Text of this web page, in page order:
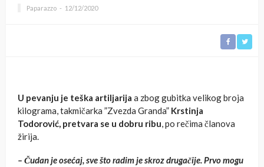
Paparazzo 12/12/2020
U pevanju je teška artiljarija a zbog gubitka velikog broja
kilograma, takmičarka ”Zvezda Granda” Krstinja
Todorović, pretvara se u dobru ribu, po rečima članova
žirija.
– Čudan je osećaj, sve što radim je skroz drugačije. Prvo mogu